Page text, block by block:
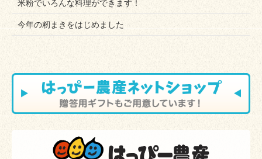
米粉でいろんな料理ができます！
今年の籾まきをはじめました